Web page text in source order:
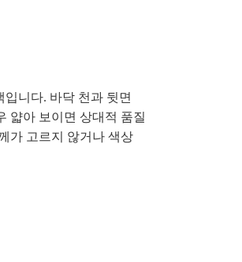
니다. 바닥 천과 뒷면
얇아 보이면 상대적 품질
가 고르지 않거나 색상